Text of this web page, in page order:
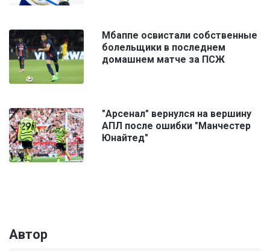
Мбаппе освистали собственные
болельщики в последнем
домашнем матче за ПСЖ
"Арсенал" вернулся на вершину
АПЛ после ошибки "Манчестер
Юнайтед"
Автор